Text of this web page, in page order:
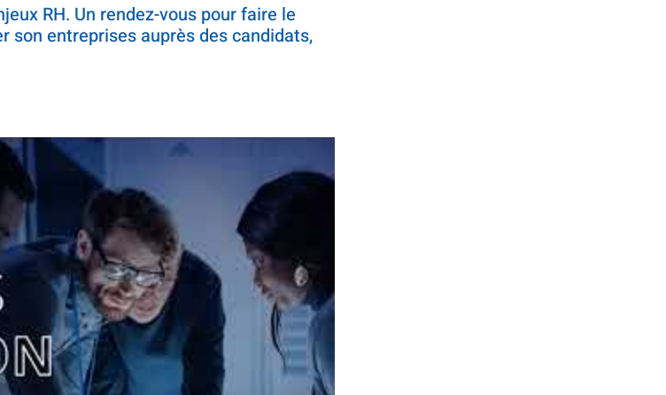
RH. Un rendez-vous pour faire le
son entreprises auprès des candidats,